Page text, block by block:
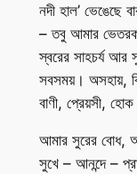
নদী হাল’ ভেঙেছে
– তবু আমার
স্বরের সাহচর্য আর
সবসময়। অসহায়,
বাণী, প্রেয়সী,
আমার সুরের বোধ,
সুখে – আনন্দে –